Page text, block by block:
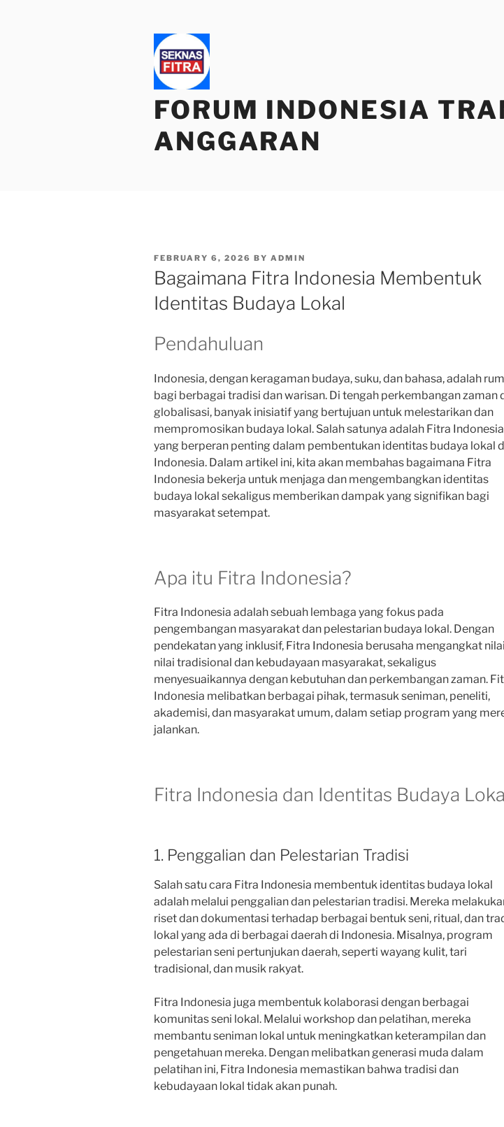
FORUM INDONESIA
ANGGARAN
POSTED
ON
FEBRUARY 6, 2026 BY ADMIN
Bagaimana Fitra Indonesia Membentuk
Identitas Budaya Lokal
Pendahuluan
Indonesia, dengan keragaman budaya, suku, dan bahasa, adalah
bagi berbagai tradisi dan warisan. Di tengah perkembangan zaman
globalisasi, banyak inisiatif yang bertujuan untuk melestarikan dan
mempromosikan budaya lokal. Salah satunya adalah Fitra
yang berperan penting dalam pembentukan identitas budaya lokal
Indonesia. Dalam artikel ini, kita akan membahas bagaimana Fitra
Indonesia bekerja untuk menjaga dan mengembangkan identitas
budaya lokal sekaligus memberikan dampak yang signifikan bagi
masyarakat setempat.
Apa itu Fitra Indonesia?
Fitra Indonesia adalah sebuah lembaga yang fokus pada
pengembangan masyarakat dan pelestarian budaya lokal. Dengan
pendekatan yang inklusif, Fitra Indonesia berusaha mengangkat
nilai tradisional dan kebudayaan masyarakat, sekaligus
menyesuaikannya dengan kebutuhan dan perkembangan zaman.
Indonesia melibatkan berbagai pihak, termasuk seniman, peneliti,
akademisi, dan masyarakat umum, dalam setiap program yang
jalankan.
Fitra Indonesia dan Identitas Budaya
1. Penggalian dan Pelestarian Tradisi
Salah satu cara Fitra Indonesia membentuk identitas budaya lokal
adalah melalui penggalian dan pelestarian tradisi. Mereka
riset dan dokumentasi terhadap berbagai bentuk seni, ritual, dan
lokal yang ada di berbagai daerah di Indonesia. Misalnya, program
pelestarian seni pertunjukan daerah, seperti wayang kulit, tari
tradisional, dan musik rakyat.
Fitra Indonesia juga membentuk kolaborasi dengan berbagai
komunitas seni lokal. Melalui workshop dan pelatihan, mereka
membantu seniman lokal untuk meningkatkan keterampilan dan
pengetahuan mereka. Dengan melibatkan generasi muda dalam
pelatihan ini, Fitra Indonesia memastikan bahwa tradisi dan
kebudayaan lokal tidak akan punah.